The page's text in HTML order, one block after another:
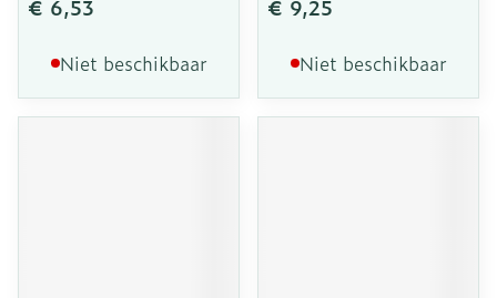
€ 6,53
Niet beschikbaar
€ 9,25
Niet beschikbaar